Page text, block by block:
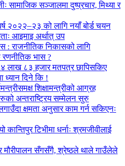
सामाजिक सञ्जालमा दुष्प्रचार, मिथ्या र
२०२२–२३ को लागि नयाँ बोर्ड चयन
आइमाइ अर्थात् उप
: राजनीतिक निकासको लागि
भास ?
लाख ८३ हजार मतपत्र छापिसकिए
ध्यान दिने कि !
शिक्षामन्त्रीको आग्रह
अन्तराष्ट्रिय सम्मेलन सुरु
क्षमता अनुसार काम गर्न सकिएनः
टिभीमा धर्नाः श्रमजीवीलाई
र मौरीपालन सँगसँगै, श्रेष्ठले थाले गाउँलेले